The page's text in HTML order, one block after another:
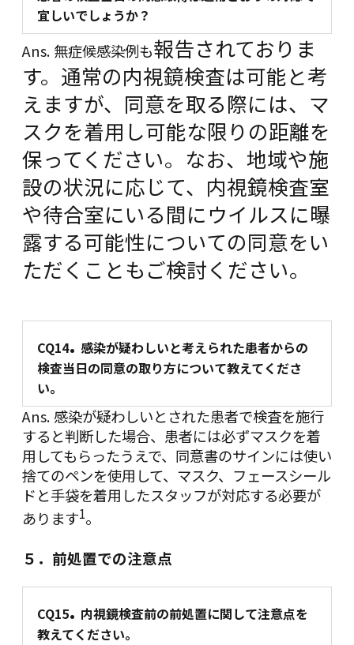
宜しいでしょうか？
Ans. 無症候感染例も報告されておりま
す。通常の内視鏡検査は可能と考
えますが、同意を取る際には、マ
スクを着用し可能な限りの距離を
保ってください。なお、地域や施
設の状況に応じて、内視鏡検査室
や待合室にいる間にウイルスに曝
露する可能性についての同意をい
ただくこともご検討ください。
CQ14. 感染が疑わしいと考えられた患者からの
検査当日の同意の取り方について教えてくださ
い。
Ans. 感染が疑わしいとされた患者で検査を施行
すると判断した場合、患者には必ずマスクを着
用してもらったうえで、同意書のサインには使い
捨てのペンを使用して、マスク、フェースシール
ドと手袋を着用したスタッフが対応する必要が
あります1。
５．前処置での注意点
CQ15. 内視鏡検査前の前処置に関して注意点を
教えてください。